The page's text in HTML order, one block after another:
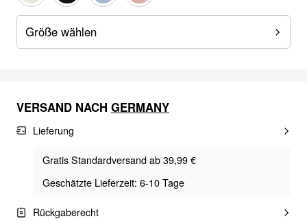
Größe wählen
VERSAND NACH GERMANY
Lieferung
Gratis Standardversand ab 39,99 €
Geschätzte Lieferzeit: 6-10 Tage
Rückgaberecht